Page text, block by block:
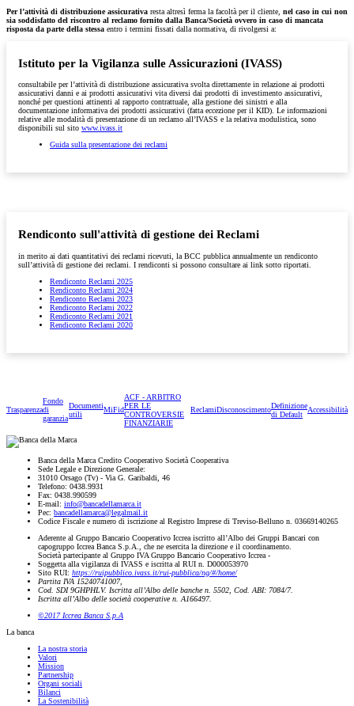
Per l’attività di distribuzione assicurativa resta altresì ferma la facoltà per il cliente, nel caso in cui non
sia soddisfatto del riscontro al reclamo fornito dalla Banca/Società ovvero in caso di mancata
risposta da parte della stessa entro i termini fissati dalla normativa, di rivolgersi a:
Istituto per la Vigilanza sulle Assicurazioni (IVASS)
consultabile per l’attività di distribuzione assicurativa svolta direttamente in relazione ai prodotti
assicurativi danni e ai prodotti assicurativi vita diversi dai prodotti di investimento assicurativi,
nonché per questioni attinenti al rapporto contrattuale, alla gestione dei sinistri e alla
documentazione informativa dei prodotti assicurativi (fatta eccezione per il KID). Le informazioni
relative alle modalità di presentazione di un reclamo all’IVASS e la relativa modulistica, sono
disponibili sul sito www.ivass.it
Guida sulla presentazione dei reclami
Rendiconto sull'attività di gestione dei Reclami
in merito ai dati quantitativi dei reclami ricevuti, la BCC pubblica annualmente un rendiconto
sull’attività di gestione dei reclami. I rendiconti si possono consultare ai link sotto riportati.
Rendiconto Reclami 2025
Rendiconto Reclami 2024
Rendiconto Reclami 2023
Rendiconto Reclami 2022
Rendiconto Reclami 2021
Rendiconto Reclami 2020
Trasparenza
Fondo
di
garanzia
Documenti
utili
MiFid
ACF - ARBITRO
PER LE
CONTROVERSIE
FINANZIARIE
ReclamiDisconoscimentoDefinizione
di Default
Accessibilità
Banca della Marca Credito Cooperativo Società Cooperativa
Sede Legale e Direzione Generale:
31010 Orsago (Tv) - Via G. Garibaldi, 46
Telefono: 0438.9931
Fax: 0438.990599
E-mail: info@bancadellamarca.it
Pec: bancadellamarca@legalmail.it
Codice Fiscale e numero di iscrizione al Registro Imprese di Treviso-Belluno n. 03669140265
Aderente al Gruppo Bancario Cooperativo Iccrea iscritto all’Albo dei Gruppi Bancari con
capogruppo Iccrea Banca S.p.A., che ne esercita la direzione e il coordinamento.
Società partecipante al Gruppo IVA Gruppo Bancario Cooperativo Iccrea -
Soggetta alla vigilanza di IVASS e iscritta al RUI n. D000053970
Sito RUI: https://ruipubblico.ivass.it/rui-pubblica/ng/#/home/
Partita IVA 15240741007,
Cod. SDI 9GHPHLV. Iscritta all’Albo delle banche n. 5502, Cod. ABI: 7084/7.
Iscritta all’Albo delle società cooperative n. A166497.
©2017 Iccrea Banca S.p.A
La banca
La nostra storia
Valori
Mission
Partnership
Organi sociali
Bilanci
La Sostenibilità